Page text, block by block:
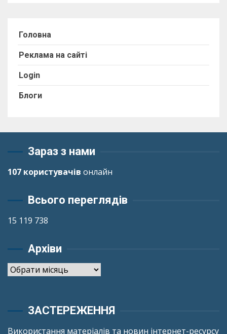
Головна
Реклама на сайті
Login
Блоги
Зараз з нами
107 користувачів онлайн
Всього переглядів
15 119 738
Архіви
Архіви
ЗАСТЕРЕЖЕННЯ
Використання матеріалів та новин інтернет-ресурсу